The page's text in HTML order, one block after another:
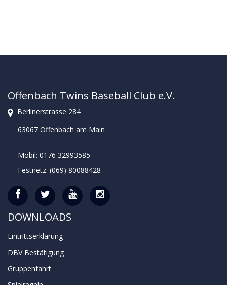
Offenbach Twins Baseball Club e.V.
Berlinerstrasse 284
63067 Offenbach am Main
Mobil: 0176 32993585
Festnetz: (069) 80088428
DOWNLOADS
Eintrittserklärung
DBV Bestätigung
Gruppenfahrt